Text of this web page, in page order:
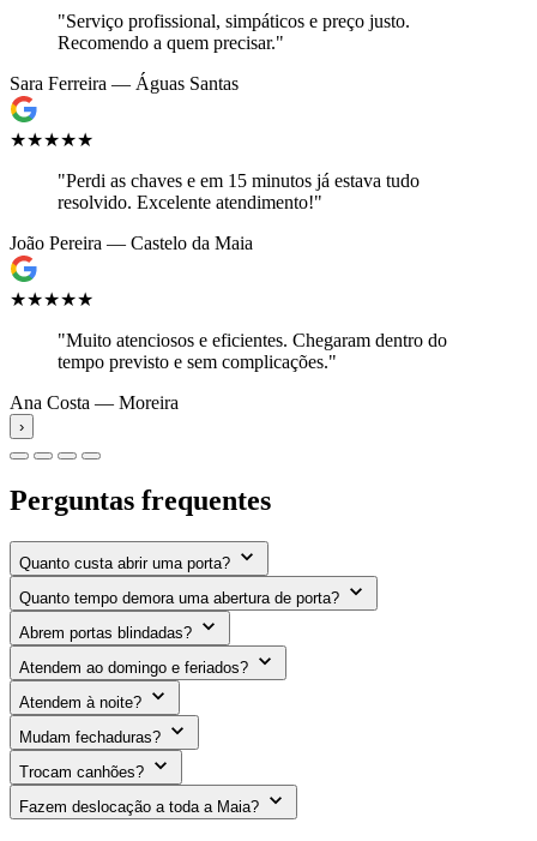
"Serviço profissional, simpáticos e preço justo.
Recomendo a quem precisar."
Sara Ferreira — Águas Santas
★★★★★
"Perdi as chaves e em 15 minutos já estava tudo
resolvido. Excelente atendimento!"
João Pereira — Castelo da Maia
★★★★★
"Muito atenciosos e eficientes. Chegaram dentro do
tempo previsto e sem complicações."
Ana Costa — Moreira
›
Perguntas frequentes
Quanto custa abrir uma porta?
Quanto tempo demora uma abertura de porta?
Abrem portas blindadas?
Atendem ao domingo e feriados?
Atendem à noite?
Mudam fechaduras?
Trocam canhões?
Fazem deslocação a toda a Maia?